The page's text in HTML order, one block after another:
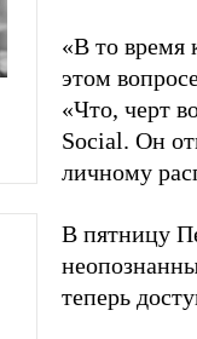
«В то время
этом
«Что, черт
Social. Он
личному
В пятницу
теперь